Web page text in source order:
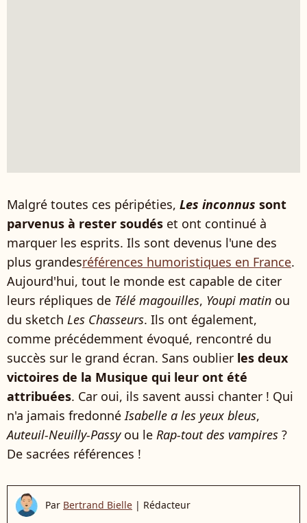
Malgré toutes ces péripéties, Les inconnus sont
parvenus à rester soudés et ont continué à
marquer les esprits. Ils sont devenus l'une des
plus grandesréférences humoristiques en France.
Aujourd'hui, tout le monde est capable de citer
leurs répliques de Télé magouilles, Youpi matin ou
du sketch Les Chasseurs. Ils ont également,
comme précédemment évoqué, rencontré du
succès sur le grand écran. Sans oublier les deux
victoires de la Musique qui leur ont été
attribuées. Car oui, ils savent aussi chanter ! Qui
n'a jamais fredonnéIsabelle a les yeux bleus,
Auteuil-Neuilly-Passyou le Rap-tout des vampires ?
De sacrées références !
Par Bertrand Bielle | Rédacteur